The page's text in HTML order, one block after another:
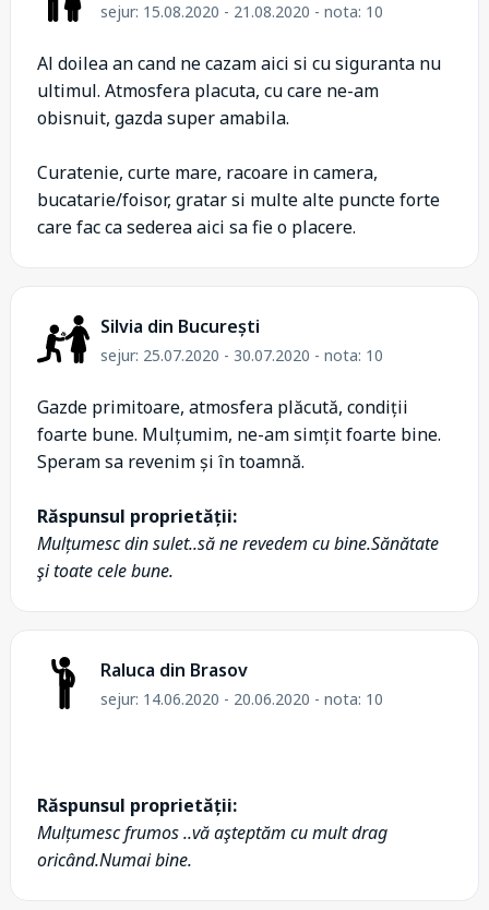
sejur: 15.08.2020 - 21.08.2020 - nota: 10
Al doilea an cand ne cazam aici si cu siguranta nu
ultimul. Atmosfera placuta, cu care ne-am
obisnuit, gazda super amabila.
Curatenie, curte mare, racoare in camera,
bucatarie/foisor, gratar si multe alte puncte forte
care fac ca sederea aici sa fie o placere.
Silvia din București
sejur: 25.07.2020 - 30.07.2020 - nota: 10
Gazde primitoare, atmosfera plăcută, condiții
foarte bune. Mulțumim, ne-am simțit foarte bine.
Speram sa revenim și în toamnă.
Răspunsul proprietății:
Mulțumesc din sulet..să ne revedem cu bine.Sănătate
şi toate cele bune.
Raluca din Brasov
sejur: 14.06.2020 - 20.06.2020 - nota: 10
Răspunsul proprietății:
Mulțumesc frumos ..vă aşteptăm cu mult drag
oricând.Numai bine.